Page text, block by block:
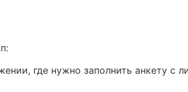
где нужно заполнить анкету с